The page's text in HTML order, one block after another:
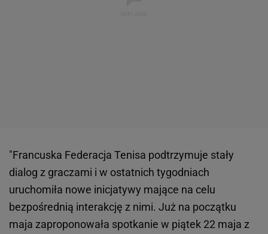
"Francuska Federacja Tenisa podtrzymuje stały
dialog z graczami i w ostatnich tygodniach
uruchomiła nowe inicjatywy mające na celu
bezpośrednią interakcję z nimi. Już na początku
maja zaproponowała spotkanie w piątek 22 maja z